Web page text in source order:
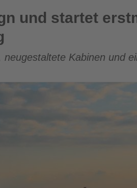
ab Hamburg
und startet
Kabinen und